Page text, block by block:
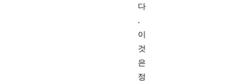
다
.
이
것
은
정